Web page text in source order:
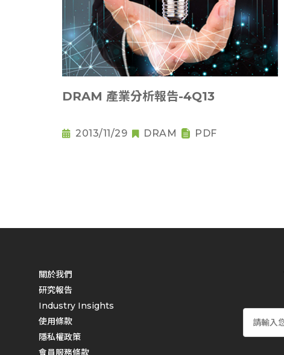
DRAM 產業分析報告-4Q13
2013/11/29 DRAM PDF
關於我們
研究報告
Industry Insights
使用條款
隱私權政策
會員服務條款